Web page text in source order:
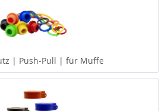
| Push-Pull | für Muffe